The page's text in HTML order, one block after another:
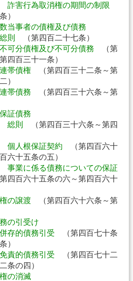
詐害行為取消権の期間の制限
）
当事者の債権及び債務
則
（第四百二十七条）
可分債権及び不可分債務 （第
四百三十一条）
帯債権 （第四百三十二条～第
）
帯債務 （第四百三十六条～第
証債務
総則
（第四百三十六条～第四
個人根保証契約 （第四百六十
六十五条の五）
事業に係る債務についての保証
四百六十五条の六～第四百六十
の譲渡 （第四百六十六条～第
の引受け
存的債務引受 （第四百七十条
）
責的債務引受 （第四百七十二
条の四）
の消滅